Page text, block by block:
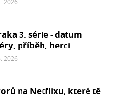
2026
3. série - datum
příběh, herci
2026
na Netflixu, které tě